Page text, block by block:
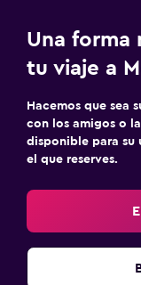
Una forma
tu viaje a
Hacemos que sea
con los amigos o
disponible para su
el que reserves.